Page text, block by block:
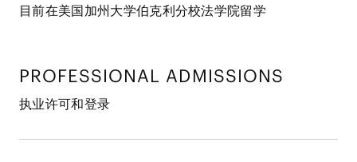
目前在美国加州大学伯克利分校法学院留学
PROFESSIONAL ADMISSIONS
执业许可和登录